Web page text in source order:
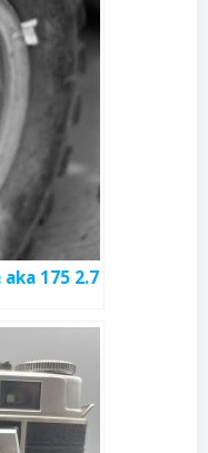
175 2.7